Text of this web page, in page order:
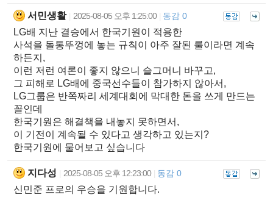
서민생활 2025-08-05 오후 1:25:00 동감 0
LG배 지난 결승에서 한국기원이 적용한
사석을 돌통뚜껑에 놓는 규칙이 아주 잘된 룰이라면 계속
하든지,
이런 저런 여론이 좋지 않으니 슬그머니 바꾸고,
그 피해로 LG배에 중국선수들이 참가하지 않아서,
LG그룹은 반쪽짜리 세계대회에 막대한 돈을 쓰게 만드는
꼴인데
한국기원은 해결책을 내놓지 못하면서,
이 기전이 계속될 수 있다고 생각하고 있는지?
한국기원에 물어보고 싶습니다
지다성 2025-08-05 오후 12:23:00 동감 0
신민준 프로의 우승을 기원합니다.